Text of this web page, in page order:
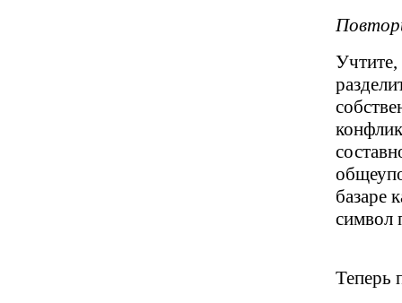
Учтите,
базаре
символ
Теперь